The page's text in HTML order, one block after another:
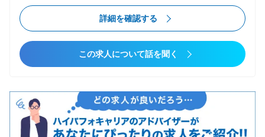
容 ・IT人財でのソリューション提案（1名〜数十名の
チーム単位で提案） ・IT人財との連携（在籍エンジニ
ア/コンサルタントとの連携） ・新規顧客獲得、顧客
深耕 ・事業戦略立案、実行 ・メンバーマネジメント
営幹部候補として、事業戦略立案・事業拡大もお任せ
していく想定です ■ 入社後の研修体制 １．入社オリエ
ンテーション（入社日／1日座学） ２．OJT研修（入
詳細を確認する
この求人について話を聞く
転職タイプ
エンジニアからコンサル
ポストコンサル
未経験からコンサル